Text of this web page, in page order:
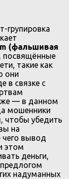
групировка
(фальшивая
посвящённые
такие как
они
в связке с
— в данном
мошенники
чтобы убедить
на
чего вывод
этом
деньги,
надуманных